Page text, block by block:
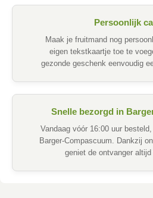
Persoonlijk
Maak je fruitmand nog
eigen tekstkaartje toe te
gezonde geschenk eenvoudig
Snelle bezorgd in
Vandaag vóór 16:00 uur
Barger-Compascuum. Dankzij
geniet de ontvanger